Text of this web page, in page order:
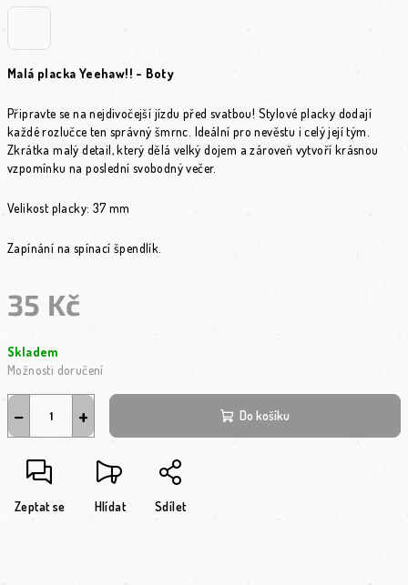
Malá placka Yeehaw!! - Boty
Připravte se na nejdivočejší jízdu před svatbou! Stylové placky dodají
každé rozlučce ten správný šmrnc. Ideální pro nevěstu i celý její tým.
Zkrátka malý detail, který dělá velký dojem a zároveň vytvoří krásnou
vzpomínku na poslední svobodný večer.
Velikost placky: 37 mm
Zapínání na spínací špendlík.
35 Kč
Měrná cena:
Skladem
Možnosti doručení
+
− Do košíku
Zeptat se Hlídat Sdílet